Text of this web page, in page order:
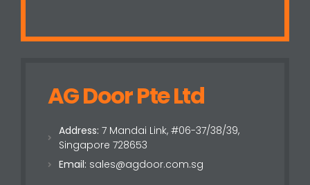
AG Door Pte Ltd
Address: 7 Mandai Link, #06-37/38/39,
Singapore 728653
Email: sales@agdoor.com.sg